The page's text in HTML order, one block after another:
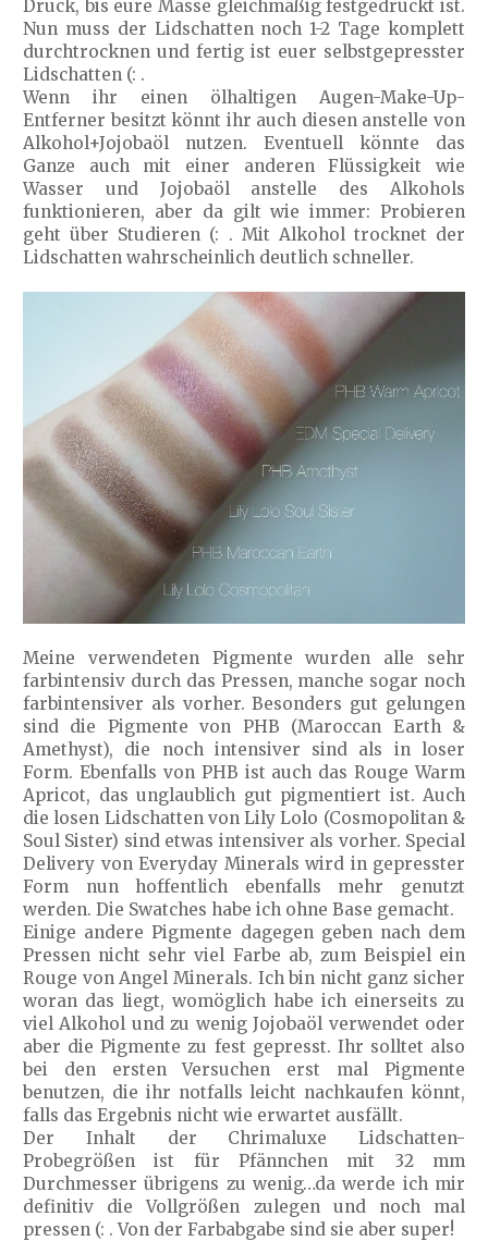
Druck, bis eure Masse gleichmäßig festgedrückt ist.
Nun muss der Lidschatten noch 1-2 Tage komplett
durchtrocknen und fertig ist euer selbstgepresster
Lidschatten (: .
Wenn ihr einen ölhaltigen Augen-Make-Up-
Entferner besitzt könnt ihr auch diesen anstelle von
Alkohol+Jojobaöl nutzen. Eventuell könnte das
Ganze auch mit einer anderen Flüssigkeit wie
Wasser und Jojobaöl anstelle des Alkohols
funktionieren, aber da gilt wie immer: Probieren
geht über Studieren (: . Mit Alkohol trocknet der
Lidschatten wahrscheinlich deutlich schneller.
Meine verwendeten Pigmente wurden alle sehr
farbintensiv durch das Pressen, manche sogar noch
farbintensiver als vorher. Besonders gut gelungen
sind die Pigmente von PHB (Maroccan Earth &
Amethyst), die noch intensiver sind als in loser
Form. Ebenfalls von PHB ist auch das Rouge Warm
Apricot, das unglaublich gut pigmentiert ist. Auch
die losen Lidschatten von Lily Lolo (Cosmopolitan &
Soul Sister) sind etwas intensiver als vorher. Special
Delivery von Everyday Minerals wird in gepresster
Form nun hoffentlich ebenfalls mehr genutzt
werden. Die Swatches habe ich ohne Base gemacht.
Einige andere Pigmente dagegen geben nach dem
Pressen nicht sehr viel Farbe ab, zum Beispiel ein
Rouge von Angel Minerals. Ich bin nicht ganz sicher
woran das liegt, womöglich habe ich einerseits zu
viel Alkohol und zu wenig Jojobaöl verwendet oder
aber die Pigmente zu fest gepresst. Ihr solltet also
bei den ersten Versuchen erst mal Pigmente
benutzen, die ihr notfalls leicht nachkaufen könnt,
falls das Ergebnis nicht wie erwartet ausfällt.
Der Inhalt der Chrimaluxe Lidschatten-
Probegrößen ist für Pfännchen mit 32 mm
Durchmesser übrigens zu wenig…da werde ich mir
definitiv die Vollgrößen zulegen und noch mal
pressen (: . Von der Farbabgabe sind sie aber super!